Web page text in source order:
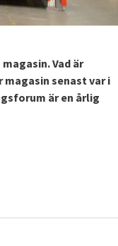
Vad är
magasin senast var i
är en årlig